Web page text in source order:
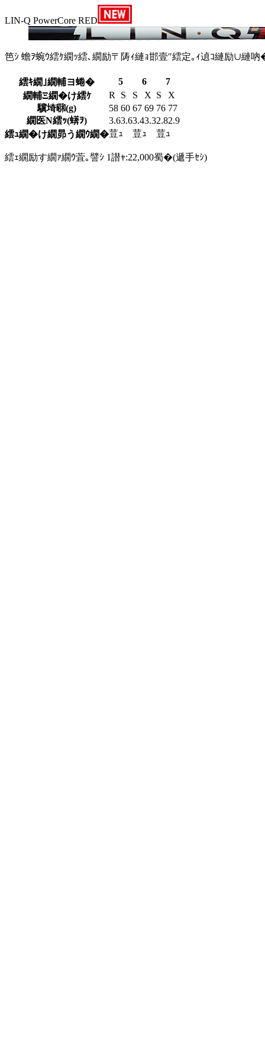
LIN-Q PowerCore RED
笆ｼ 蟾ｦ蜿ｳ繧ｹ繝ｯ繧､繝励〒陦ｨ縺ｮ邯壹″繧定｡ｨ遉ｺ縺励∪縺吶
繧ｷ繝｣繝輔ヨ蜷� 5 6
7
繝輔Ξ繝�け繧ｹ
R S S X S
X
驥埼㍼(g)
58 60 67 69 76 77
繝医Ν繧ｯ(蠎ｦ)
3.63.63.43.32.82.9
繧ｭ繝�け繝昴う繝ｳ繝�荳ｭ 荳ｭ 荳ｭ
繧ｪ繝励す繝ｧ繝ｳ萓｡譬ｼ 1譛ｬ:22,000蜀�(遞手ｾｼ)